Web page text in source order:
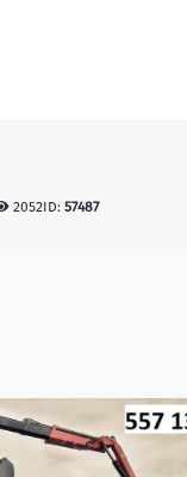
2052ID: 57487